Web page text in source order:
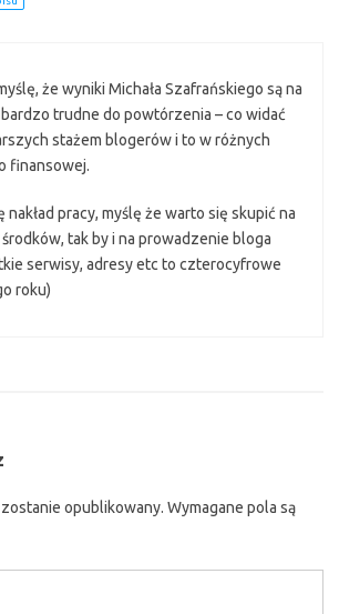
że wyniki Michała Szafrańskiego są na
trudne do powtórzenia – co widać
stażem blogerów i to w różnych
finansowej.
nakład pracy, myślę że warto się skupić na
tak by i na prowadzenie bloga
serwisy, adresy etc to czterocyfrowe
roku)
opublikowany. Wymagane pola są